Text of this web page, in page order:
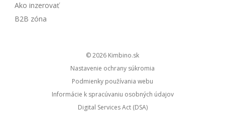
Ako inzerovať
B2B zóna
© 2026
kimbino.sk
Nastavenie ochrany súkromia
Podmienky používania webu
Informácie k spracúvaniu osobných údajov
Digital Services Act (DSA)